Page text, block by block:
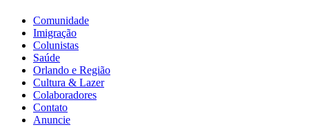
Comunidade
Imigração
Colunistas
Saúde
Orlando e Região
Cultura & Lazer
Colaboradores
Contato
Anuncie